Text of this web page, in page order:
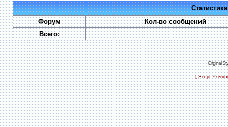
Форум
Кол-во сообщений
Всего:
Original
[ Script